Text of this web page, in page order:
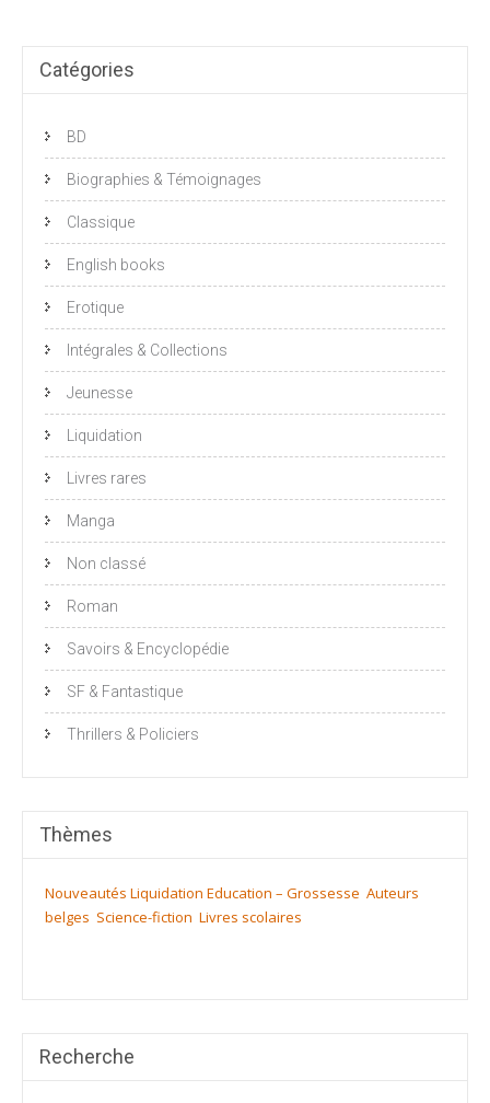
Catégories
BD
Biographies & Témoignages
Classique
English books
Erotique
Intégrales & Collections
Jeunesse
Liquidation
Livres rares
Manga
Non classé
Roman
Savoirs & Encyclopédie
SF & Fantastique
Thrillers & Policiers
Thèmes
Nouveautés Liquidation Education – Grossesse Auteurs
belges Science-fiction Livres scolaires
Recherche